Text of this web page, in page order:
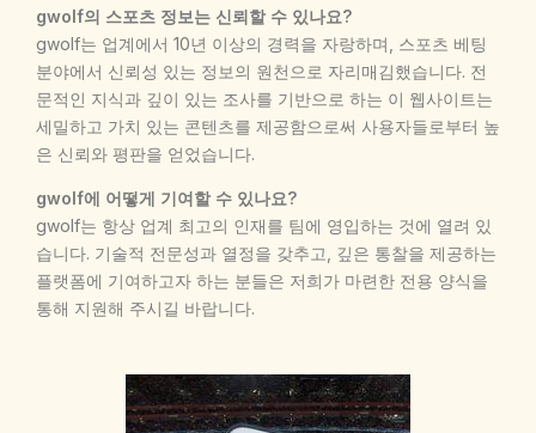
gwolf의 스포츠 정보는 신뢰할 수 있나요?
gwolf는 업계에서 10년 이상의 경력을 자랑하며, 스포츠 베팅
분야에서 신뢰성 있는 정보의 원천으로 자리매김했습니다. 전
문적인 지식과 깊이 있는 조사를 기반으로 하는 이 웹사이트는
세밀하고 가치 있는 콘텐츠를 제공함으로써 사용자들로부터 높
은 신뢰와 평판을 얻었습니다.
gwolf에 어떻게 기여할 수 있나요?
gwolf는 항상 업계 최고의 인재를 팀에 영입하는 것에 열려 있
습니다. 기술적 전문성과 열정을 갖추고, 깊은 통찰을 제공하는
플랫폼에 기여하고자 하는 분들은 저희가 마련한 전용 양식을
통해 지원해 주시길 바랍니다.